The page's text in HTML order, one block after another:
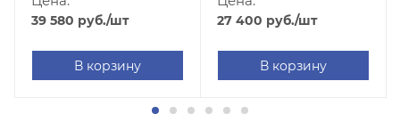
39 580 руб./шт
В корзину
27 400 руб./шт
В корзину